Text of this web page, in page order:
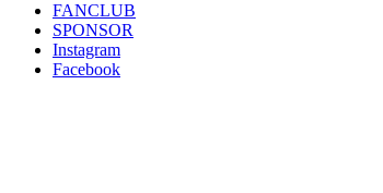
FANCLUB
SPONSOR
Instagram
Facebook